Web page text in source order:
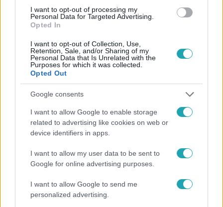
I want to opt-out of processing my
Personal Data for Targeted Advertising.
Opted In
I want to opt-out of Collection, Use,
Retention, Sale, and/or Sharing of my
Personal Data that Is Unrelated with the
Purposes for which it was collected.
Opted Out
Google consents
I want to allow Google to enable storage
related to advertising like cookies on web or
device identifiers in apps.
I want to allow my user data to be sent to
Google for online advertising purposes.
I want to allow Google to send me
personalized advertising.
KÚTBA ESETT
Népszerű
17:24